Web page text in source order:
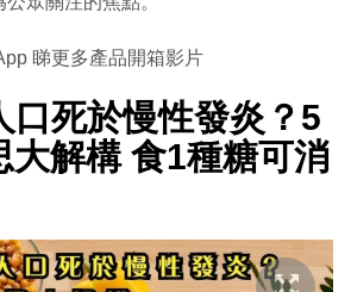
睇更多產品開箱影片
口死於慢性發炎？5
大解構 食1種糖可消